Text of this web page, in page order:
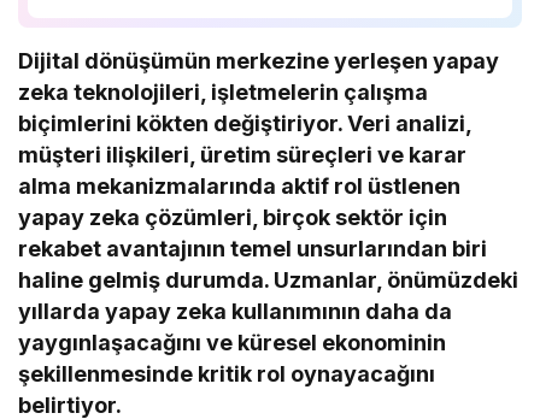
süreçlerinde önemli bir rol oynayan yapay zeka,
Uzmanlar, bu teknolojinin önümüzdeki yıllarda
daha da yaygınlaşarak…
Dijital dönüşümün merkezine yerleşen yapay
zeka teknolojileri, işletmelerin çalışma
biçimlerini kökten değiştiriyor. Veri analizi,
müşteri ilişkileri, üretim süreçleri ve karar
alma mekanizmalarında aktif rol üstlenen
yapay zeka çözümleri, birçok sektör için
rekabet avantajının temel unsurlarından biri
haline gelmiş durumda. Uzmanlar, önümüzdeki
yıllarda yapay zeka kullanımının daha da
yaygınlaşacağını ve küresel ekonominin
şekillenmesinde kritik rol oynayacağını
belirtiyor.